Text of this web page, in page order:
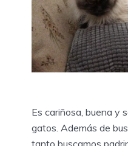
Es cariñosa, buena y
gatos. Además de
tanto buscamos